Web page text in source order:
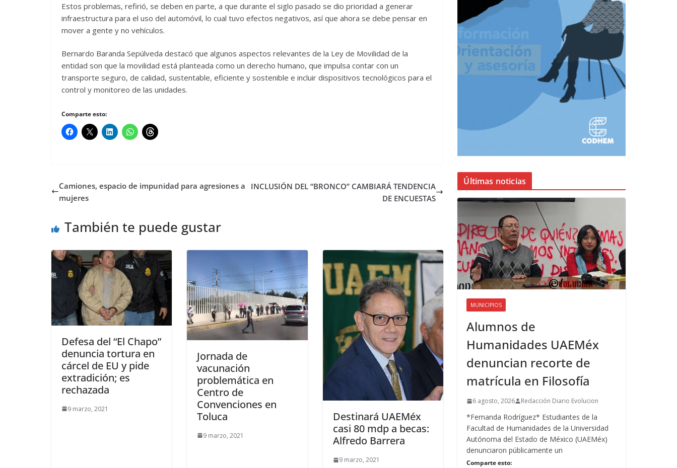
Estos problemas, refirió, se deben en parte, a que durante el siglo pasado se dio prioridad a generar
infraestructura para el uso del automóvil, lo cual tuvo efectos negativos, así que ahora se debe pensar en
mover a gente y no vehículos.
Bernardo Baranda Sepúlveda destacó que algunos aspectos relevantes de la Ley de Movilidad de la
entidad son que la movilidad está planteada como un derecho humano, que impulsa contar con un
transporte seguro, de calidad, sustentable, eficiente y sostenible e incluir dispositivos tecnológicos para el
control y monitoreo de las unidades.
Comparte esto:
Camiones, espacio de impunidad para agresiones a
mujeres
INCLUSIÓN DEL “BRONCO” CAMBIARÁ TENDENCIA
DE ENCUESTAS
También te puede gustar
Defesa del “El Chapo”
denuncia tortura en
cárcel de EU y pide
extradición; es
rechazada
9 marzo, 2021
Jornada de
vacunación
problemática en
Centro de
Convenciones en
Toluca
9 marzo, 2021
Destinará UAEMéx
casi 80 mdp a becas:
Alfredo Barrera
9 marzo, 2021
Últimas noticias
MUNICIPIOS
Alumnos de
Humanidades UAEMéx
denuncian recorte de
matrícula en Filosofía
6 agosto, 2026 Redacción Diario Evolucion
*Fernanda Rodríguez* Estudiantes de la
Facultad de Humanidades de la Universidad
Autónoma del Estado de México (UAEMéx)
denunciaron públicamente un
Comparte esto: